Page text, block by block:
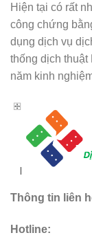
Hiện tại có rất
công chứng
dụng dịch vụ
thống dịch
năm kinh
Thông tin liên
Hotline: